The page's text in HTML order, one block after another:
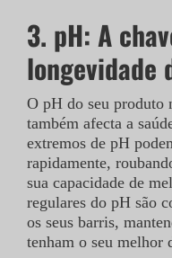
3. pH: A
longevidade
O pH do seu produto
também afecta a
extremos de pH
rapidamente,
sua capacidade de
regulares do pH são
os seus barris,
tenham o seu melhor